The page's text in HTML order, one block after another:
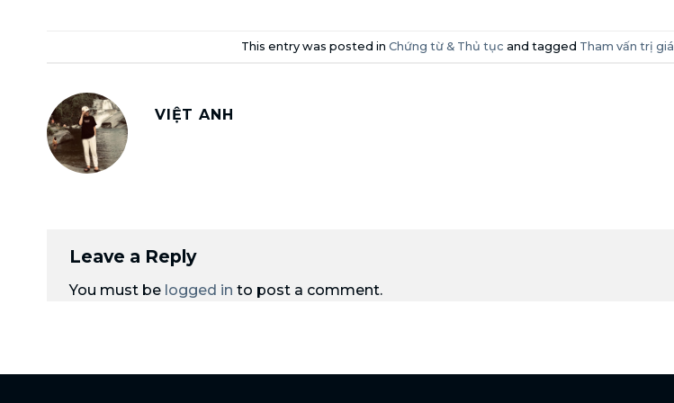
This entry was posted in Chứng từ & Thủ tục and tagged Tham vấn trị giá
VIỆT ANH
Leave a Reply
You must be logged in to post a comment.